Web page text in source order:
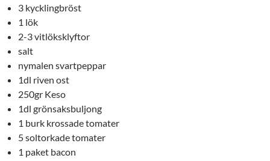
3 kycklingbröst
1 lök
2-3 vitlöksklyftor
salt
nymalen svartpeppar
1dl riven ost
250gr Keso
1dl grönsaksbuljong
1 burk krossade tomater
5 soltorkade tomater
1 paket bacon